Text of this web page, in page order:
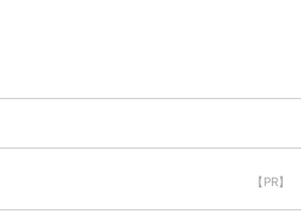
【PR】